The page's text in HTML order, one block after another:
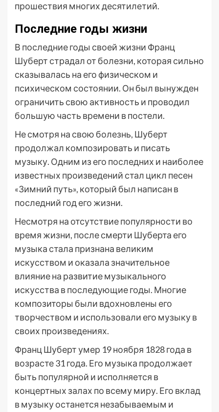
прошествия многих десятилетий.
Последние годы жизни
В последние годы своей жизни Франц
Шуберт страдал от болезни, которая сильно
сказывалась на его физическом и
психическом состоянии. Он был вынужден
ограничить свою активность и проводил
большую часть времени в постели.
Не смотря на свою болезнь, Шуберт
продолжал композировать и писать
музыку. Одним из его последних и наиболее
известных произведений стал цикл песен
«Зимний путь», который был написан в
последний год его жизни.
Несмотря на отсутствие популярности во
время жизни, после смерти Шуберта его
музыка стала признана великим
искусством и оказала значительное
влияние на развитие музыкального
искусства в последующие годы. Многие
композиторы были вдохновлены его
творчеством и использовали его музыку в
своих произведениях.
Франц Шуберт умер 19 ноября 1828 года в
возрасте 31 года. Его музыка продолжает
быть популярной и исполняется в
концертных залах по всему миру. Его вклад
в музыку останется незабываемым и